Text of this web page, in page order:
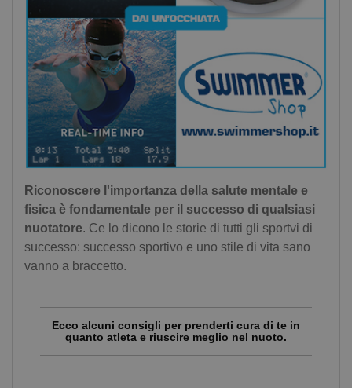
Riconoscere l'importanza della salute mentale e
fisica è fondamentale per il successo di qualsiasi
nuotatore. Ce lo dicono le storie di tutti gli sportvi di
successo: successo sportivo e uno stile di vita sano
vanno a braccetto.
Ecco alcuni consigli per prenderti cura di te in
quanto atleta e riuscire meglio nel nuoto.